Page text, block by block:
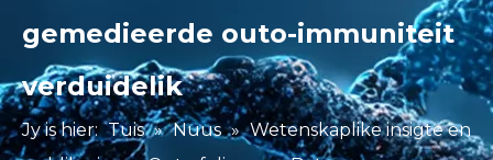
gemedieerde outo-immuniteit
verduidelik
Jy is hier: Tuis » Nuus » Wetenskaplike insigte en